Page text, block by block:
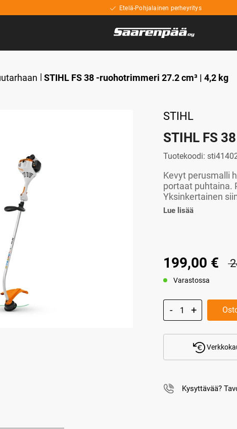
Etelä-Pohjalainen perheyritys
STIHL FS 38 -ruohotrimmeri 27.2 cm³ | 4,2 kg
STIHL
STIHL FS
Tuotekoodi:
Kevyt perusmalli
portaat puhtaina.
Yksinkertainen
Lue lisää
199,00 €
Varastossa
Kysyttävää?